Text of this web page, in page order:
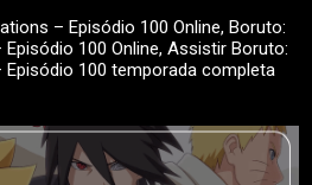
– Episódio 100 Online, Boruto:
100 Online, Assistir Boruto:
100 temporada completa